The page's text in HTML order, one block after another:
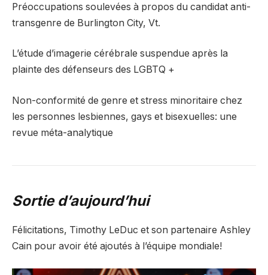
Préoccupations soulevées à propos du candidat anti-
transgenre de Burlington City, Vt.
L’étude d’imagerie cérébrale suspendue après la
plainte des défenseurs des LGBTQ +
Non-conformité de genre et stress minoritaire chez
les personnes lesbiennes, gays et bisexuelles: une
revue méta-analytique
Sortie d’aujourd’hui
Félicitations, Timothy LeDuc et son partenaire Ashley
Cain pour avoir été ajoutés à l’équipe mondiale!